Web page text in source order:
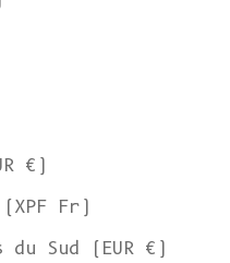
€)
Fr)
Sud (EUR €)